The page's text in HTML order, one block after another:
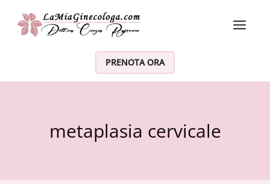
Vai al contenuto
PRENOTA ORA
metaplasia cervicale